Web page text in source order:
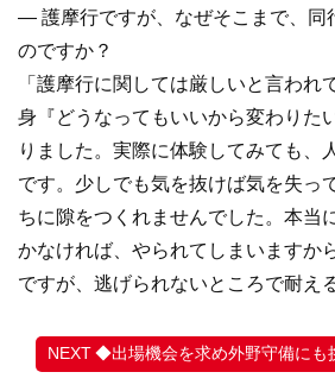
― 護摩行ですが、なぜそこまで、同
のですか？
「護摩行に関しては厳しいと言われ
身『どうなってもいいから変わりた
りました。実際に体験してみても、
です。少しでも気を抜けば気を失っ
ちに隙をつくれませんでした。本当
かなければ、やられてしまいますか
ですが、逃げられないところで耐え
◆出場機会を求め外野守備に